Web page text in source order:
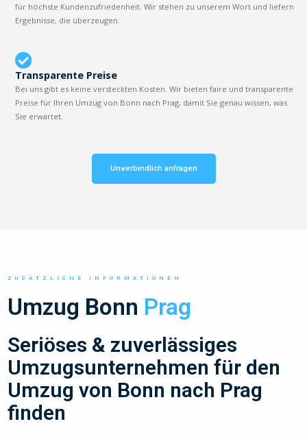
für höchste Kundenzufriedenheit. Wir stehen zu unserem Wort und liefern
Ergebnisse, die überzeugen.
Transparente Preise
Bei uns gibt es keine versteckten Kosten. Wir bieten faire und transparente
Preise für Ihren Umzug von Bonn nach Prag, damit Sie genau wissen, was
Sie erwartet.
Unverbindlich anfragen
ZUSÄTZLICHE INFORMATIONEN
Umzug Bonn Prag
Seriöses & zuverlässiges
Umzugsunternehmen für den
Umzug von Bonn nach Prag
finden